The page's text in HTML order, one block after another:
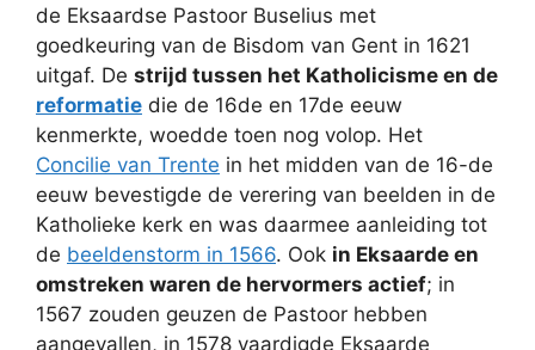
de Eksaardse Pastoor Buselius met
goedkeuring van de Bisdom van Gent in 1621
uitgaf. De strijd tussen het Katholicisme en de
reformatie die de 16de en 17de eeuw
kenmerkte, woedde toen nog volop. Het
Concilie van Trente in het midden van de 16-de
eeuw bevestigde de verering van beelden in de
Katholieke kerk en was daarmee aanleiding tot
de beeldenstorm in 1566. Ook in Eksaarde en
omstreken waren de hervormers actief; in
1567 zouden geuzen de Pastoor hebben
aangevallen, in 1578 vaardigde Eksaarde